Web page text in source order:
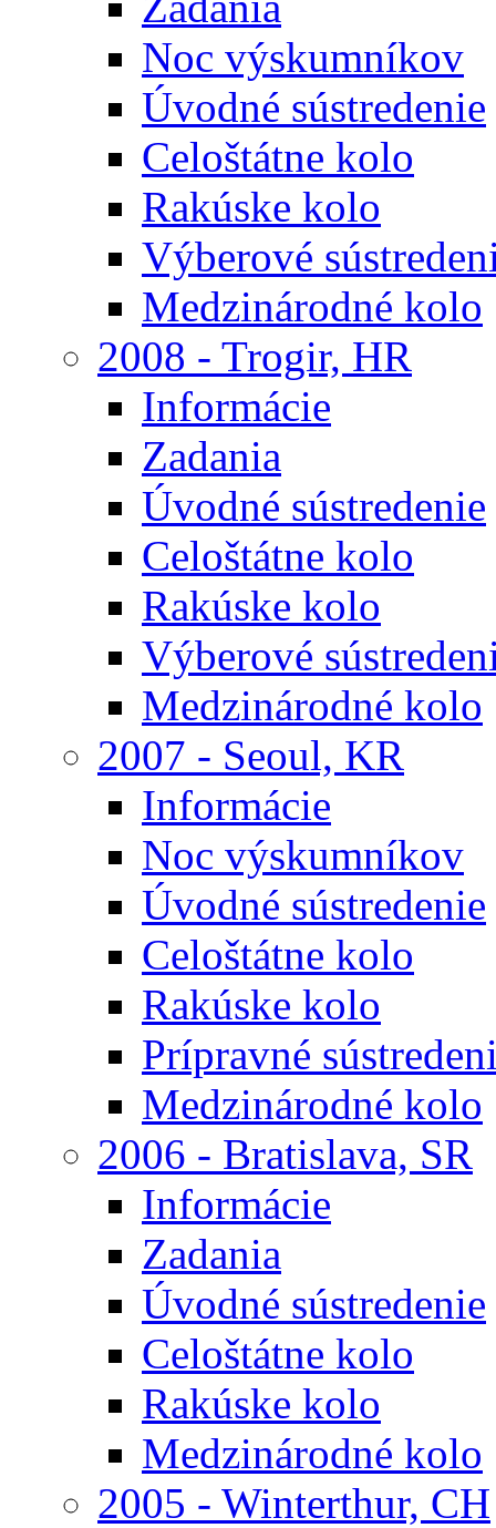
Noc výskumníkov
Úvodné sústredenie
Celoštátne kolo
Rakúske kolo
Výberové
Medzinárodné kolo
2008 - Trogir, HR
Informácie
Zadania
Úvodné sústredenie
Celoštátne kolo
Rakúske kolo
Výberové
Medzinárodné kolo
2007 - Seoul, KR
Informácie
Noc výskumníkov
Úvodné sústredenie
Celoštátne kolo
Rakúske kolo
Prípravné
Medzinárodné kolo
2006 - Bratislava, SR
Informácie
Zadania
Úvodné sústredenie
Celoštátne kolo
Rakúske kolo
Medzinárodné kolo
2005 - Winterthur, CH